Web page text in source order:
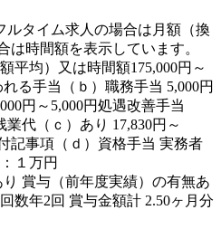
ルタイム求人の場合は月額（換
は時間額を表示しています。
平均）又は時間額175,000円～
る手当（ｂ）職務手当 5,000円
円～5,000円処遇改善手当
業代（ｃ）あり 17,830円～
記事項（ｄ）資格手当 実務者
１万円
賞与（前年度実績）の有無あ
数年2回 賞与金額計 2.50ヶ月分